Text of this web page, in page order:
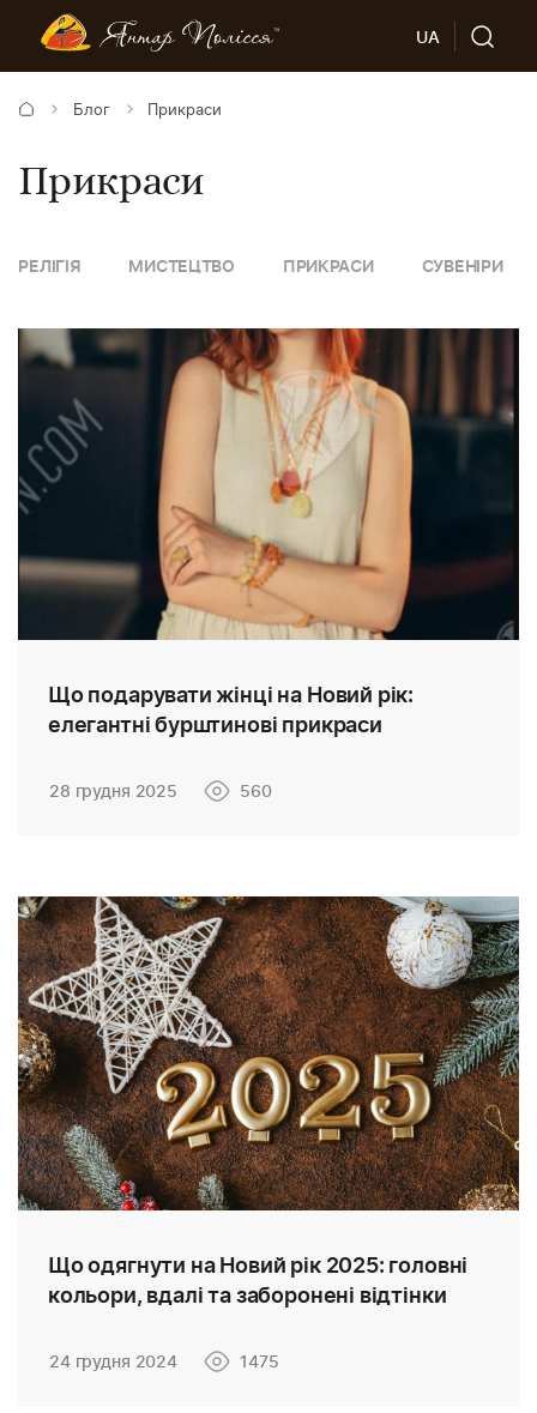
UA
Блог Прикраси
Прикраси
МИСТЕЦТВО ПРИКРАСИ СУВЕНІРИ ПОРАДИ
Що подарувати жінці на Новий рік:
елегантні бурштинові прикраси
28 грудня 2025 560
Що одягнути на Новий рік 2025: головні
кольори, вдалі та заборонені відтінки
24 грудня 2024 1475